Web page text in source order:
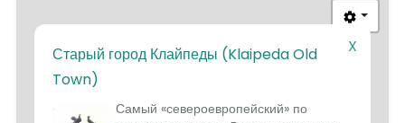
X
Старый город Клайпеды (Klaipeda Old
Town)
Самый «североевропейский» по